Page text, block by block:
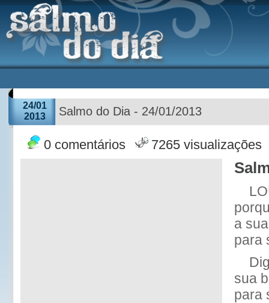
24/01
2013
Salmo do Dia - 24/01/2013
0 comentários 7265 visualizações
a
para
sua
para